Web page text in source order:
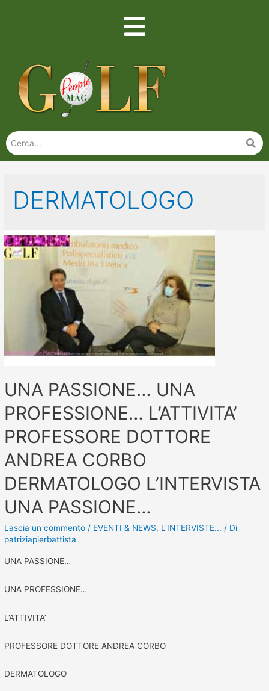
DERMATOLOGO
UNA PASSIONE… UNA
PROFESSIONE… L’ATTIVITA’
PROFESSORE DOTTORE
ANDREA CORBO
DERMATOLOGO L’INTERVISTA
UNA PASSIONE…
Lascia un commento / EVENTI & NEWS, L'INTERVISTE... / Di
patriziapierbattista
UNA PASSIONE…
UNA PROFESSIONE…
L’ATTIVITA’
PROFESSORE DOTTORE ANDREA CORBO
DERMATOLOGO